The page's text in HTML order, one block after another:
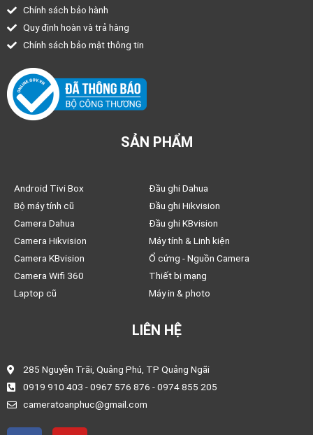
Chính sách bảo hành
Quy định hoàn và trả hàng
Chính sách bảo mật thông tin
SẢN PHẨM
Android Tivi Box
Bộ máy tính cũ
Camera Dahua
Camera Hikvision
Camera KBvision
Camera Wifi 360
Laptop cũ
Đầu ghi Dahua
Đầu ghi Hikvision
Đầu ghi KBvision
Máy tính & Linh kiện
Ổ cứng - Nguồn Camera
Thiết bị mạng
Máy in & photo
LIÊN HỆ
285 Nguyễn Trãi, Quảng Phú, TP Quảng Ngãi
0919 910 403 - 0967 576 876 - 0974 855 205
cameratoanphuc@gmail.com